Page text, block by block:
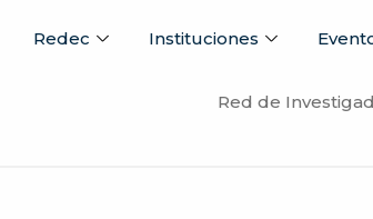
Redec Instituciones
Red de